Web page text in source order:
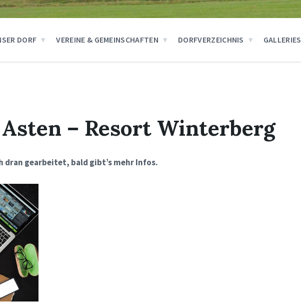
DORF VEREINE & GEMEINSCHAFTEN DORFVERZEICHNIS GALLERIES
– Resort Winterberg
gearbeitet, bald gibt’s mehr Infos.